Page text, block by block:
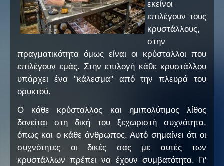
Ο Σύλλογος
Νέα
FAQ
εκείνοι
επιλέγουν τους
κρυστάλλους,
στην
πραγματικότητα όμως είναι οι κρύσταλλοι που
επιλέγουν εμάς. Στην επιλογή κάθε κρυστάλλου
υπάρχει ένα "κάλεσμα" από την πλευρά του
ορυκτού.
Ο κάθε κρύσταλλος και ημιπολύτιμος λίθος
δονείται στη δική του ξεχωριστή συχνότητα,
όπως και ο κάθε άνθρωπος. Αυτό σημαίνει ότι οι
συχνότητες οι δικές σας με αυτές των
κρυστάλλων πρέπει να έχουν συμβατότητα. Γι'